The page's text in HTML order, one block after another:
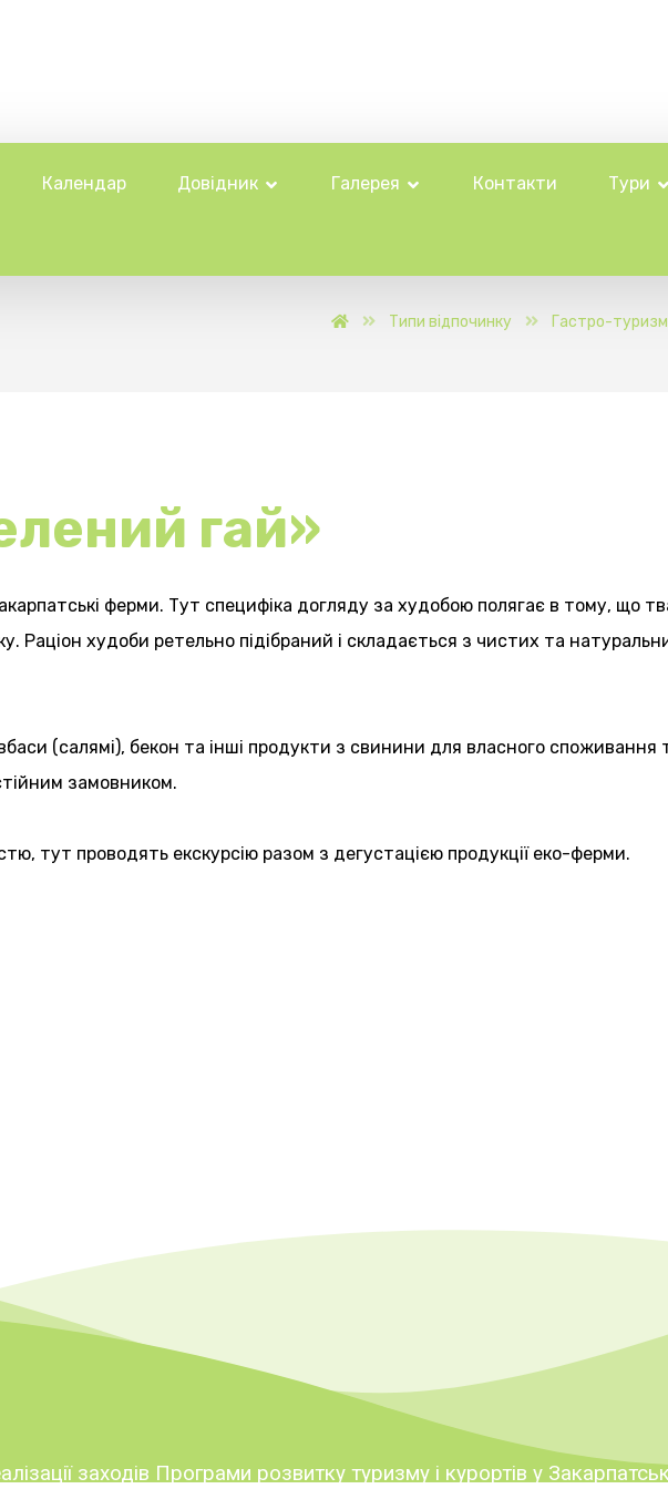
Календар Довідник Галерея Контакти Тури
Типи відпочинку Гастро-туризм
гай»
ферми. Тут специфіка догляду за худобою полягає в тому, що
Раціон худоби ретельно підібраний і складається з чистих та
(салямі), бекон та інші продукти з свинини для власного споживання
замовником.
тут проводять екскурсію разом з дегустацією продукції еко-ферми.
заходів Програми розвитку туризму і курортів у